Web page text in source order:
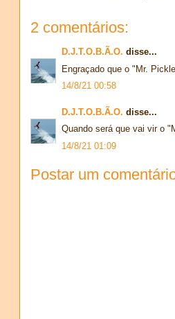
2 comentários:
D.J.T.O.B.Ã.O. disse...
Engraçado que o "Mr.
14/8/21 00:58
D.J.T.O.B.Ã.O. disse...
Quando será que vai vir o
14/8/21 01:09
Postar um